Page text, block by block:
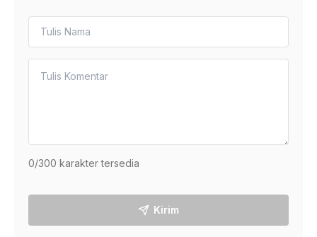
0/300 karakter tersedia
Kirim